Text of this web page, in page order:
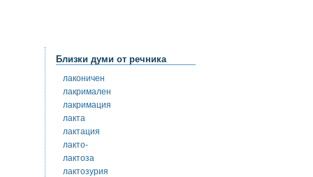
Близки думи от речника
лаконичен
лакримален
лакримация
лакта
лактация
лакто-
лактоза
лактозурия